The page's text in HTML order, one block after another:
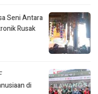
Seni Antara
Rusak
di